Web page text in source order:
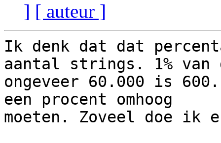
] [ auteur ]
Ik denk dat dat
aantal strings. 1% van
ongeveer 60.000 is
een procent omhoog
moeten. Zoveel doe